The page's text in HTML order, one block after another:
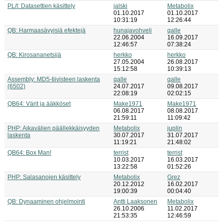
PL/I: Datasettien käsittely
jalski
01.10.2017
10:31:19
Metabolix
01.10.2017
12:26:44
QB: Harmaasävyisiä efektejä
hunajavohveli
22.06.2004
12:46:57
qalle
16.09.2017
07:38:24
QB: Kirosananetsijä
herkko
27.05.2004
15:12:58
herkko
26.08.2017
10:39:13
Assembly: MD5-tiivisteen laskenta
(6502)
qalle
24.07.2017
22:08:19
qalle
09.08.2017
02:02:15
QB64: Värit ja ääkköset
Make1971
06.08.2017
21:59:11
Make1971
08.08.2017
11:09:42
PHP: Aikavälien päällekkäisyyden
laskenta
Metabolix
30.07.2017
11:19:21
juplin
31.07.2017
21:48:02
QB64: Box Man!
terrist
10.03.2017
13:22:58
terrist
16.03.2017
01:52:26
PHP: Salasanojen käsittely
Metabolix
20.12.2012
19:00:39
Grez
16.02.2017
00:04:40
QB: Dynaaminen ohjelmointi
Antti Laaksonen
26.10.2006
21:53:35
Metabolix
11.02.2017
12:46:59